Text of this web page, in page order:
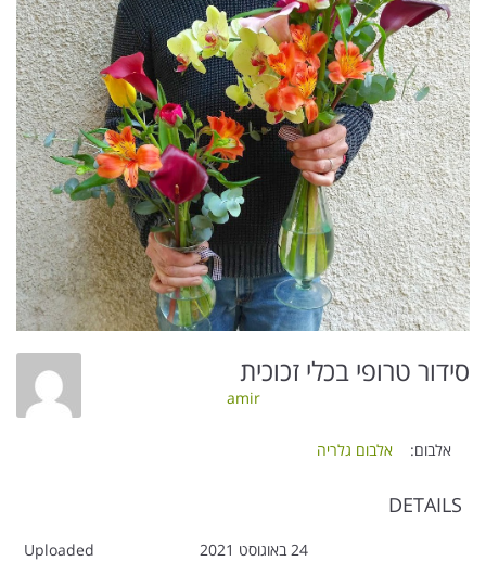
סידור טרופי בכלי זכוכית
amir
אלבום: אלבום גלריה
DETAILS
Uploaded 24 באוגוסט 2021